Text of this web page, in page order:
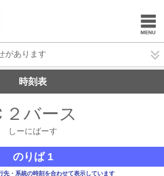
があります
時刻表
２バース
しーにばーす
のりば 1
先・系統の時刻を合わせて表示しています